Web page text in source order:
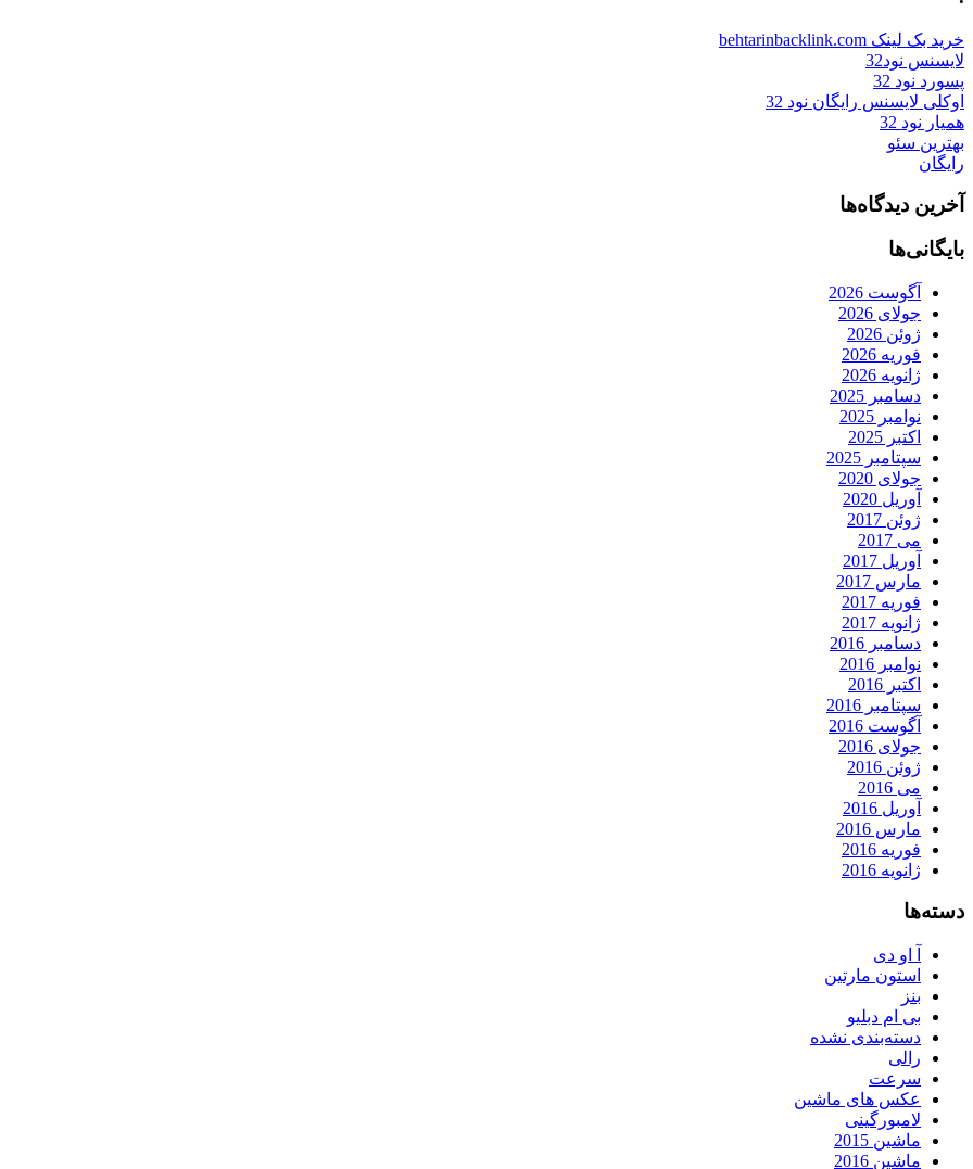
خرید بک لینک behtarinbacklink.com
لایسنس نود32
پسورد نود 32
اوکلی لایسنس رایگان نود 32
همیار نود 32
بهترین سئو
رایگان
آخرین دیدگاه‌ها
بایگانی‌ها
آگوست 2026
جولای 2026
ژوئن 2026
فوریه 2026
ژانویه 2026
دسامبر 2025
نوامبر 2025
اکتبر 2025
سپتامبر 2025
جولای 2020
آوریل 2020
ژوئن 2017
می 2017
آوریل 2017
مارس 2017
فوریه 2017
ژانویه 2017
دسامبر 2016
نوامبر 2016
اکتبر 2016
سپتامبر 2016
آگوست 2016
جولای 2016
ژوئن 2016
می 2016
آوریل 2016
مارس 2016
فوریه 2016
ژانویه 2016
دسته‌ها
آ او دی
استون مارتین
بنز
بی ام دبلیو
دسته‌بندی نشده
رالی
سرعت
عکس های ماشین
لامبورگینی
ماشین 2015
ماشین 2016